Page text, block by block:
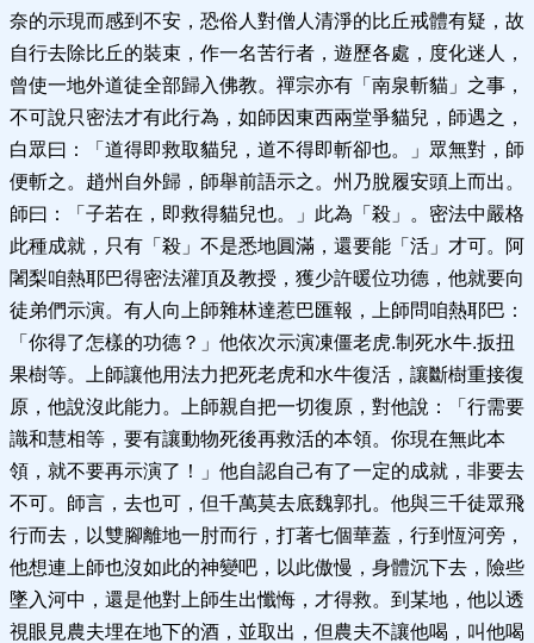
奈的示現而感到不安，恐俗人對僧人清淨的比丘戒體有疑，故
自行去除比丘的裝束，作一名苦行者，遊歷各處，度化迷人，
曾使一地外道徒全部歸入佛教。禪宗亦有「南泉斬貓」之事，
不可說只密法才有此行為，如師因東西兩堂爭貓兒，師遇之，
白眾曰：「道得即救取貓兒，道不得即斬卻也。」眾無對，師
便斬之。趙州自外歸，師舉前語示之。州乃脫履安頭上而出。
師曰：「子若在，即救得貓兒也。」此為「殺」。密法中嚴格
此種成就，只有「殺」不是悉地圓滿，還要能「活」才可。阿
闍梨咱熱耶巴得密法灌頂及教授，獲少許暖位功德，他就要向
徒弟們示演。有人向上師雜林達惹巴匯報，上師問咱熱耶巴：
「你得了怎樣的功德？」他依次示演凍僵老虎.制死水牛.扳扭
果樹等。上師讓他用法力把死老虎和水牛復活，讓斷樹重接復
原，他說沒此能力。上師親自把一切復原，對他說：「行需要
識和慧相等，要有讓動物死後再救活的本領。你現在無此本
領，就不要再示演了！」他自認自己有了一定的成就，非要去
不可。師言，去也可，但千萬莫去底魏郭扎。他與三千徒眾飛
行而去，以雙腳離地一肘而行，打著七個華蓋，行到恆河旁，
他想連上師也沒如此的神變吧，以此傲慢，身體沉下去，險些
墜入河中，還是他對上師生出懺悔，才得救。到某地，他以透
視眼見農夫埋在地下的酒，並取出，但農夫不讓他喝，叫他喝